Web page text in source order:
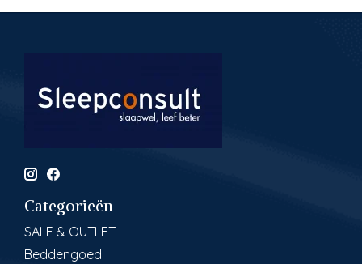
Categorieën
SALE & OUTLET
Beddengoed